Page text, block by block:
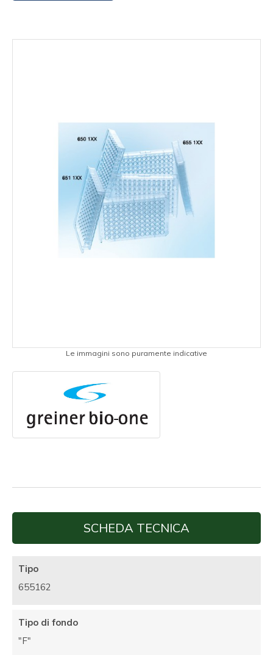
Le immagini sono puramente indicative
SCHEDA TECNICA
Tipo
655162
Tipo di fondo
"F"